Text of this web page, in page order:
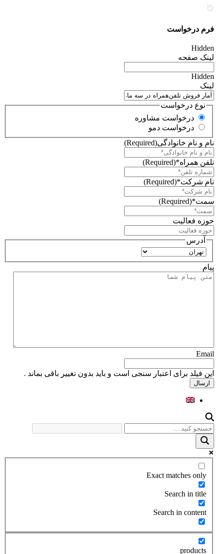
فرم درخواست
Hidden
لینک صفحه
Hidden
لینک
نوع درخواست
درخواست مشاوره
درخواست دمو
نام و نام خانوادگی(Required)
تلفن همراه*(Required)
نام شرکت*(Required)
سمت*(Required)
حوزه فعالیت
آدرس
استان
پیام
Email
این فیلد برای اعتبار سنجی است و باید بدون تغییر باقی بماند .
Exact matches only
Search in title
Search in content
products